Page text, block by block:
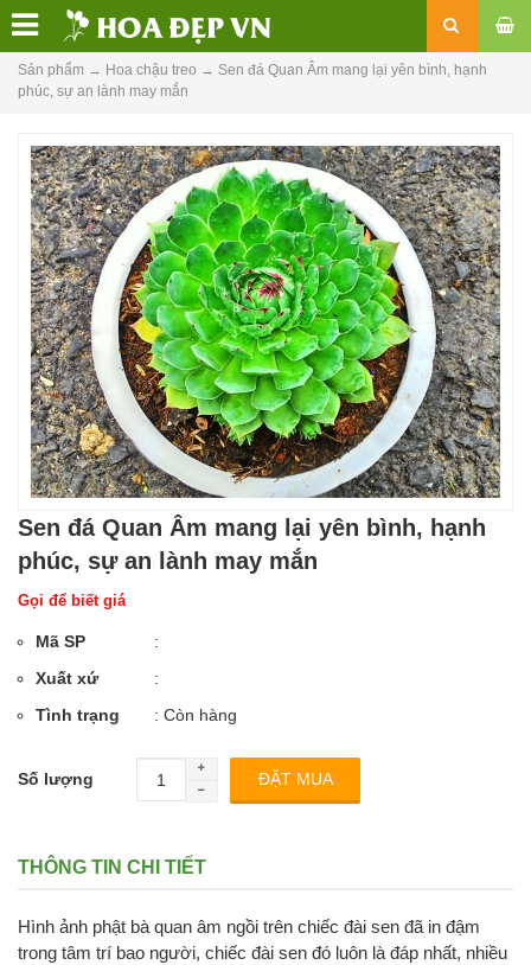
Sản phẩm → Hoa chậu treo → Sen đá Quan Âm mang lại yên bình, hạnh
phúc, sự an lành may mắn
Sen đá Quan Âm mang lại yên bình, hạnh
phúc, sự an lành may mắn
Gọi để biết giá
Mã SP
:
Xuất xứ
:
Tình trạng
: Còn hàng
Số lượng
THÔNG TIN CHI TIẾT
Hình ảnh phật bà quan âm ngồi trên chiếc đài sen đã in đậm
trong tâm trí bao người, chiếc đài sen đó luôn là đáp nhất, nhiều